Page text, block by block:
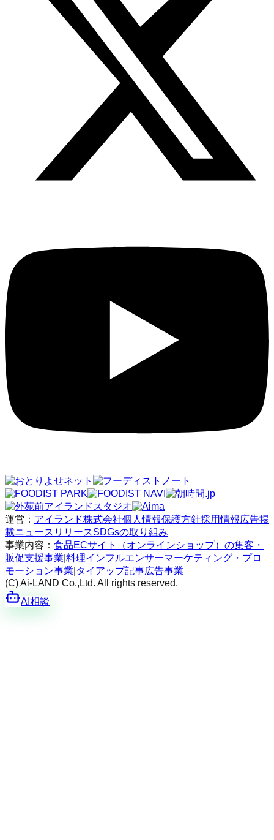
運営： アイランド株式会社個人情報保護方針採用情報 広告掲
載ニュースリリースSDGsの取り組み
事業内容： 食品ECサイト（オンラインショップ）の集客・
販促支援事業 料理インフルエンサーマーケティング・プロ
モーション事業 タイアップ記事広告事業
(C) Ai-LAND Co.,Ltd. All rights reserved.
AI相談